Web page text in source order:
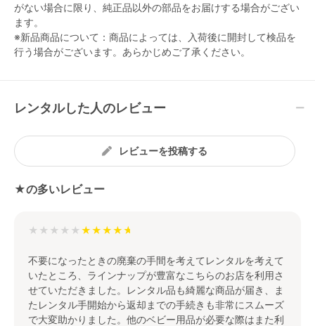
がない場合に限り、純正品以外の部品をお届けする場合がござい
ます。
※新品商品について：商品によっては、入荷後に開封して検品を
行う場合がございます。あらかじめご了承ください。
レンタルした人のレビュー
レビューを投稿する
★の多いレビュー
★★★★★
不要になったときの廃棄の手間を考えてレンタルを考えて
いたところ、ラインナップが豊富なこちらのお店を利用さ
せていただきました。レンタル品も綺麗な商品が届き、ま
たレンタル手開始から返却までの手続きも非常にスムーズ
で大変助かりました。他のベビー用品が必要な際はまた利